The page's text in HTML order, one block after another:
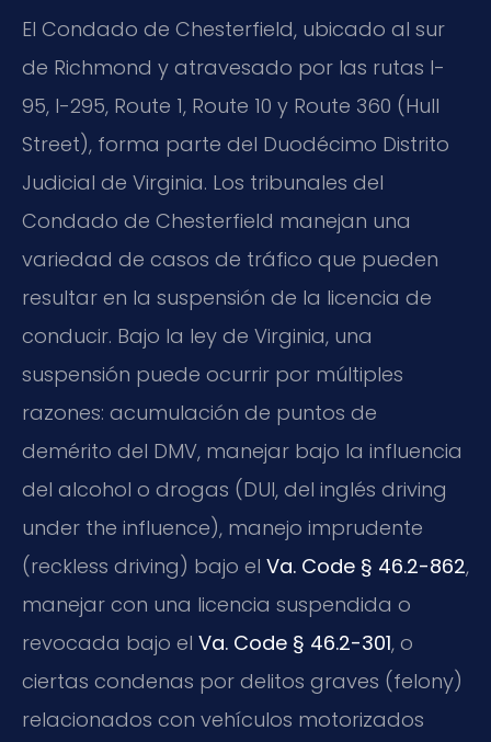
El Condado de Chesterfield, ubicado al sur
de Richmond y atravesado por las rutas I-
95, I-295, Route 1, Route 10 y Route 360 (Hull
Street), forma parte del Duodécimo Distrito
Judicial de Virginia. Los tribunales del
Condado de Chesterfield manejan una
variedad de casos de tráfico que pueden
resultar en la suspensión de la licencia de
conducir. Bajo la ley de Virginia, una
suspensión puede ocurrir por múltiples
razones: acumulación de puntos de
demérito del DMV, manejar bajo la influencia
del alcohol o drogas (DUI, del inglés driving
under the influence), manejo imprudente
(reckless driving) bajo el Va. Code § 46.2-862,
manejar con una licencia suspendida o
revocada bajo el Va. Code § 46.2-301, o
ciertas condenas por delitos graves (felony)
relacionados con vehículos motorizados